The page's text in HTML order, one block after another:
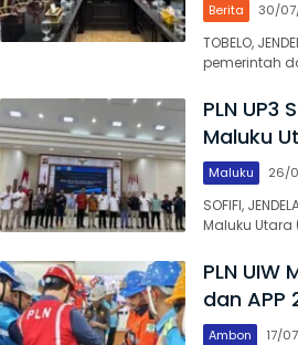
Berita 30/
TOBELO,
pemerintah
PLN
Maluku
Maluku 26/
SOFIFI,
Maluku Utara
PLN UIW
dan APP
Ambon 17/